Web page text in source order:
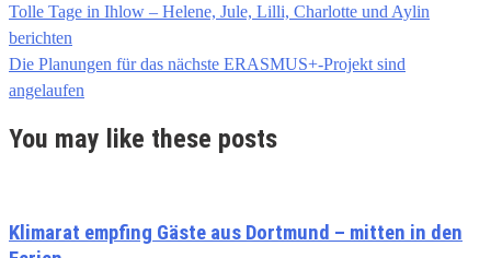
Tolle Tage in Ihlow – Helene, Jule, Lilli, Charlotte und Aylin
berichten
Die Planungen für das nächste ERASMUS+-Projekt sind
angelaufen
You may like these posts
Klimarat empfing Gäste aus Dortmund – mitten in den